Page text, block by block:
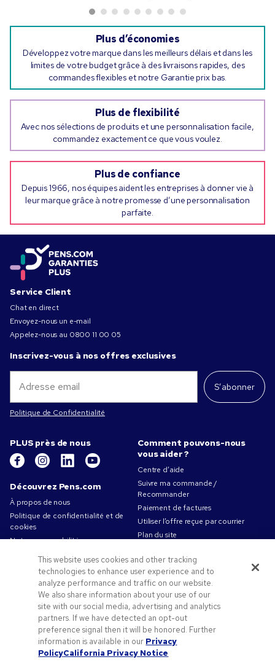
Plus d’économies
Développez votre marque dans les meilleurs délais et dans les
limites de votre budget grâce à des livraisons rapides, des
commandes flexibles et notre Garantie prix bas.
Plus de flexibilité
Avec nos sélections de produits et une personnalisation facile,
commandez exactement ce que vous voulez.
Plus de confiance
Depuis 1966, nos équipes aident les entreprises à donner vie à
leur marque grâce à notre promesse d’une personnalisation
parfaite.
Service Client
Chat en direct
Envoyez-nous un e-mail
Appelez-nous au 0800 11 00 05
Inscrivez-vous à nos offres exclusives
S’abonner
Politique de Confidentialité
PLUS près de nous
Découvrez Pens.com
À propos de nous
Politique de confidentialité et de
cookies
Notre responsabilité
Conditions d'utilisation
Conditions générales de vente
Travailler chez Pens.com
Offres et ressources
Objets publicitaires
Codes promo & coupons
Conseils de création
Comment pouvons-nous
vous aider ?
Centre d’aide
Suivre ma commande /
Recommander
Paiement de factures
Utiliser l’offre reçue par courrier
Plan du site
This website uses cookies and other tracking
technologies to enhance user experience and to
analyze performance and traffic on our website.
We also share information about your use of our
site with our social media, advertising and analytics
partners. If we have detected an opt-out
preference signal then it will be honored. Further
information is available in our Privacy
PolicyCalifornia Privacy Notice